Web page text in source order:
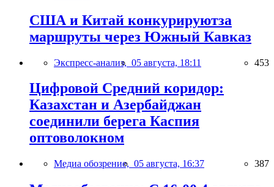
США и Китай конкурируютза
маршруты через Южный Кавказ
Экспресс-анализ, 05 августа, 18:11 453
Цифровой Средний коридор:
Казахстан и Азербайджан
соединили берега Каспия
оптоволокном
Медиа обозрение, 05 августа, 16:37 387